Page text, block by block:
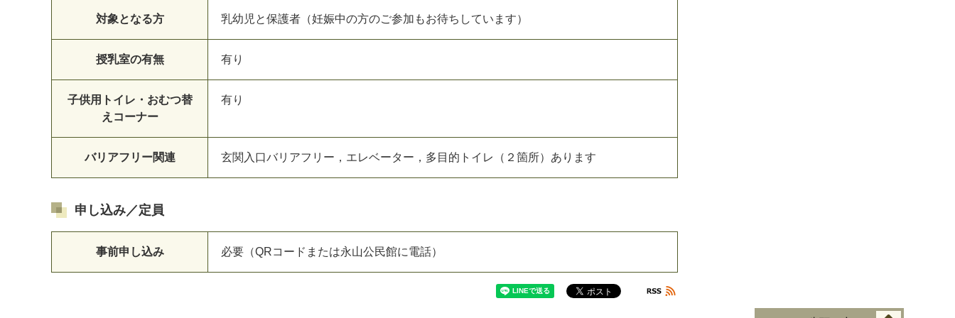
対象となる方 乳幼児と保護者（妊娠中の方のご参加もお待ちしています）
授乳室の有無 有り
子供用トイレ・おむつ替
えコーナー
有り
バリアフリー関連 玄関入口バリアフリー，エレベーター，多目的トイレ（２箇所）あります
申し込み／定員
事前申し込み 必要（QRコードまたは永山公民館に電話）